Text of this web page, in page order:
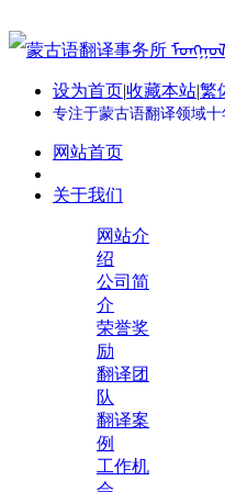
设为首页|收藏本站|繁
专注于蒙古语翻译领域十
网站首页
关于我们
网站介
绍
公司简
介
荣誉奖
励
翻译团
队
翻译案
例
工作机